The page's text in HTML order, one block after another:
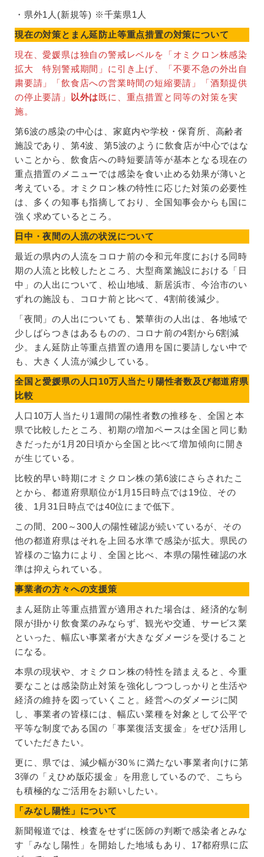
・県外1人(新規等) ※千葉県1人
現在の対策とまん延防止等重点措置の対策について
現在、愛媛県は独自の警戒レベルを「オミクロン株感染
拡大 特別警戒期間」に引き上げ、「不要不急の外出自
粛要請」「飲食店への営業時間の短縮要請」「酒類提供
の停止要請」
以外は既に、重点措置と同等の対策を実
施。
第6波の感染の中心は、家庭内や学校・保育所、高齢者
施設であり、第4波、第5波のように飲食店が中心ではな
いことから、飲食店への時短要請等が基本となる現在の
重点措置のメニューでは感染を食い止める効果が薄いと
考えている。オミクロン株の特性に応じた対策の必要性
は、多くの知事も指摘しており、全国知事会からも国に
強く求めているところ。
日中・夜間の人流の状況について
最近の県内の人流をコロナ前の令和元年度における同時
期の人流と比較したところ、大型商業施設における「日
中」の人出について、松山地域、新居浜市、今治市のい
ずれの施設も、コロナ前と比べて、4割前後減少。
「夜間」の人出についても、繁華街の人出は、各地域で
少しばらつきはあるものの、コロナ前の4割から6割減
少。まん延防止等重点措置の適用を国に要請しない中で
も、大きく人流が減少している。
全国と愛媛県の人口10万人当たり陽性者数及び都道府県
比較
人口10万人当たり1週間の陽性者数の推移を、全国と本
県で比較したところ、初期の増加ペースは全国と同じ動
きだったが1月20日頃から全国と比べて増加傾向に開き
が生じている。
比較的早い時期にオミクロン株の第6波にさらされたこ
とから、都道府県順位が1月15日時点では19位、その
後、1月31日時点では40位にまで低下。
この間、200～300人の陽性確認が続いているが、その
他の都道府県はそれを上回る水準で感染が拡大。県民の
皆様のご協力により、全国と比べ、本県の陽性確認の水
準は抑えられている。
事業者の方々への支援策
まん延防止等重点措置が適用された場合は、経済的な制
限が掛かり飲食業のみならず、観光や交通、サービス業
といった、幅広い事業者が大きなダメージを受けること
になる。
本県の現状や、オミクロン株の特性を踏まえると、今重
要なことは感染防止対策を強化しつつしっかりと生活や
経済の維持を図っていくこと。経営へのダメージに関
し、事業者の皆様には、幅広い業種を対象として公平で
平等な制度である国の「事業復活支援金」をぜひ活用し
ていただきたい。
更に、県では、減少幅が30％に満たない事業者向けに第
3弾の「えひめ版応援金」を用意しているので、こちら
も積極的なご活用をお願いしたい。
「みなし陽性」について
新聞報道では、検査をせずに医師の判断で感染者とみな
す「みなし陽性」を開始した地域もあり、17都府県に広